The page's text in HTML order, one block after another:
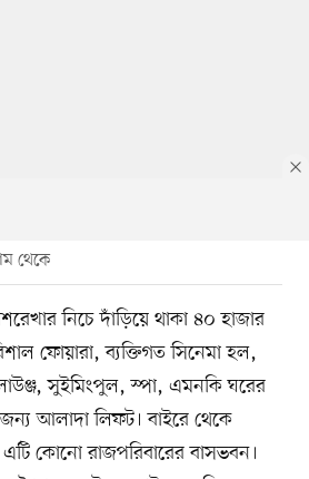
থেকে
নিচে দাঁড়িয়ে থাকা ৪০ হাজার
ফোয়ারা, ব্যক্তিগত সিনেমা হল,
সুইমিংপুল, স্পা, এমনকি ঘরের
আলাদা লিফট। বাইরে থেকে
কোনো রাজপরিবারের বাসভবন।